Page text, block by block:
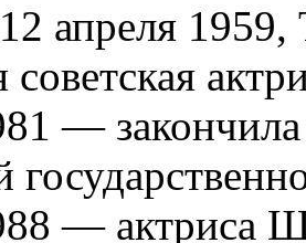
апреля
советская
— закончила
— актриса